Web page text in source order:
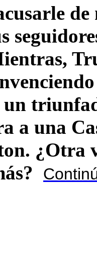
un
a una
¿Otra